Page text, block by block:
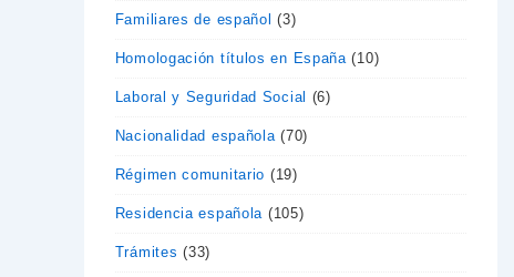
Familiares de español (3)
Homologación títulos en España(10)
Laboral y Seguridad Social (6)
Nacionalidad española(70)
Régimen comunitario (19)
Residencia española (105)
Trámites (33)